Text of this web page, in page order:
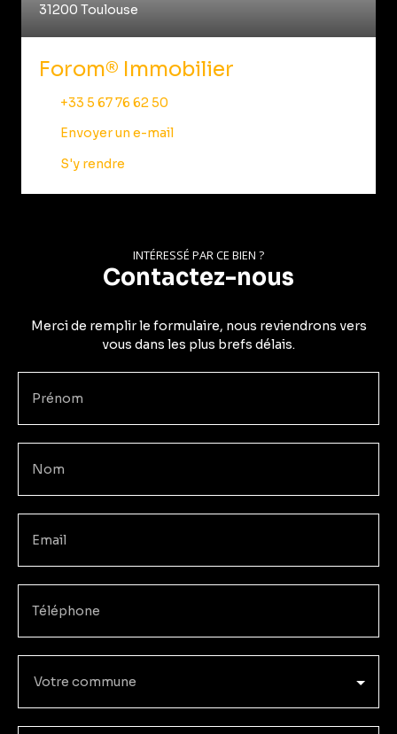
31200 Toulouse
Forom® Immobilier
+33 5 67 76 62 50
Envoyer un e-mail
S'y rendre
INTÉRESSÉ PAR CE BIEN ?
Contactez-nous
Merci de remplir le formulaire, nous reviendrons vers
vous dans les plus brefs délais.
Prénom
Nom
Email
Téléphone
Votre commune